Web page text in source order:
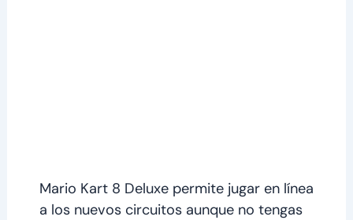
Mario Kart 8 Deluxe permite jugar en línea
a los nuevos circuitos aunque no tengas